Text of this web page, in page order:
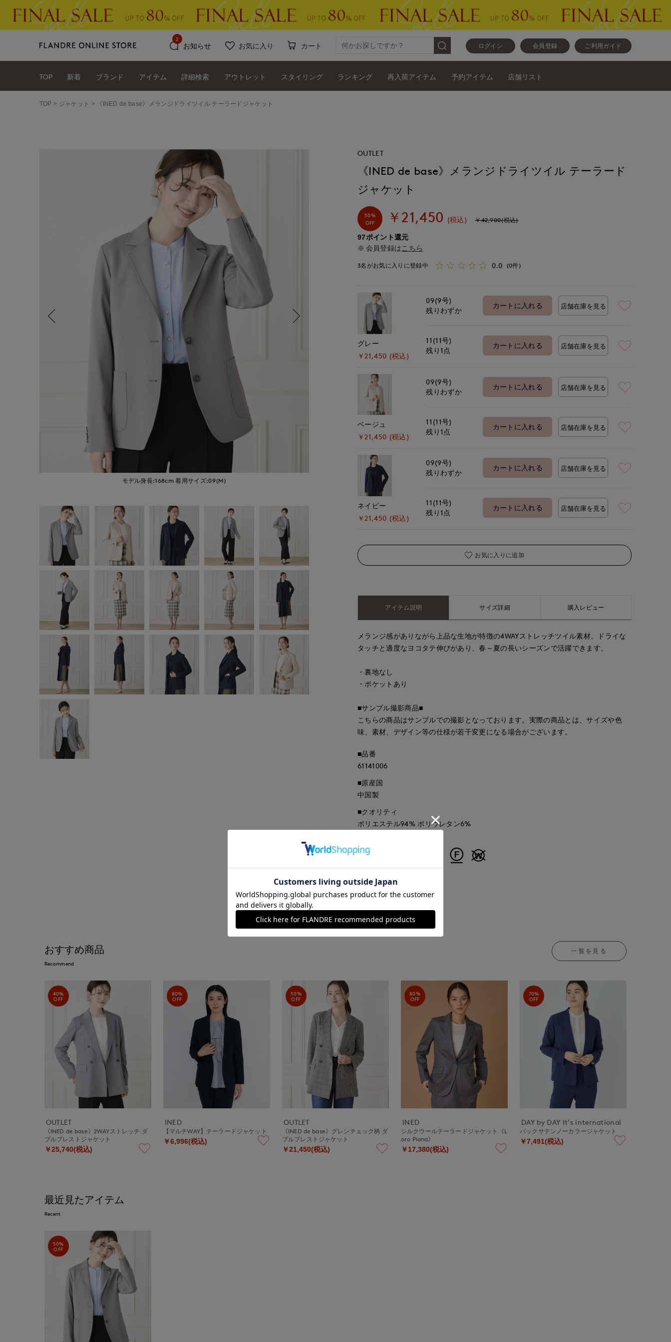
ログイン 会員登録 ご利用ガイド
お知らせ
2
お気に入り カート
TOP 新着 ブランド アイテム 詳細検索 アウトレット スタイリング ランキング 再入荷アイテム 予約アイテム 店舗リスト
TOP ジャケット 《INED de base》メランジドライツイル テーラードジャケット
モデル身長:168cm 着用サイズ:09(M)
OUTLET
《INED de base》メランジドライツイル テーラード
ジャケット
50%
OFF
￥21,450 (税込) ￥42,900(税込)
97ポイント還元
会員登録は こちら
3名がお気に入りに登録中 0.0 (0件)
グレー
￥21,450 (税込)
09(9号)
残りわずか
カートに入れる 店舗在庫を見る
11(11号)
残り1点
カートに入れる 店舗在庫を見る
ベージュ
￥21,450 (税込)
09(9号)
残りわずか
カートに入れる 店舗在庫を見る
11(11号)
残り1点
カートに入れる 店舗在庫を見る
ネイビー
￥21,450 (税込)
09(9号)
残りわずか
カートに入れる 店舗在庫を見る
11(11号)
残り1点
カートに入れる 店舗在庫を見る
お気に入りに追加
アイテム説明 サイズ詳細 購入レビュー
メランジ感がありながら上品な生地が特徴の4WAYストレッチツイル素材。ドライな
タッチと適度なヨコタテ伸びがあり、春～夏の長いシーズンで活躍できます。
・裏地なし
・ポケットあり
■サンプル撮影商品■
こちらの商品はサンプルでの撮影となっております。実際の商品とは、サイズや色
味、素材、デザイン等の仕様が若干変更になる場合がございます。
■品番
61141006
■原産国
中国製
■クオリティ
ポリエステル94% ポリウレタン6%
おすすめ商品
Recommend
一覧を見る
40%
OFF
OUTLET
《INED de base》2WAYストレッチ ダ
ブルブレストジャケット
￥25,740(税込)
80%
OFF
INED
【マルチWAY】テーラードジャケット
￥6,996(税込)
50%
OFF
OUTLET
《INED de base》グレンチェック柄 ダ
ブルブレストジャケット
￥21,450(税込)
80%
OFF
INED
シルクウールテーラードジャケット《L
oro Piana》
￥17,380(税込)
70%
OFF
DAY by DAY It's international
バックサテンノーカラージャケット
￥7,491(税込)
最近見たアイテム
Recent
50%
OFF